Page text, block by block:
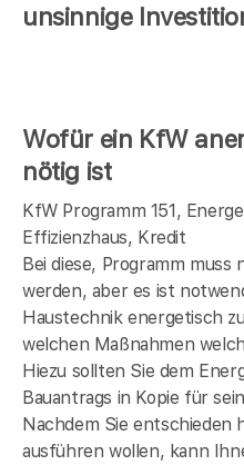
unsinnige
Wofür ein KfW
nötig ist
KfW Programm 151,
Effizienzhaus, Kredit
Bei diese, Programm
werden, aber es ist
Haustechnik energetisch
welchen Maßnahmen
Hiezu sollten Sie dem
Bauantrags in Kopie für
Nachdem Sie entschieden
ausführen wollen, kann